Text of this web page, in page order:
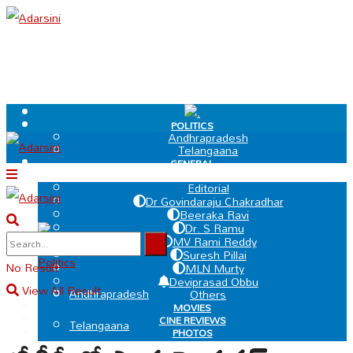
.
POLITICS
Andhrapradesh
Telangaana
GENERAL
Editorial
Dr Govindaraju Chakradhar
Beeraka Ravi
Dr. S Ramu
MV Rami Reddy
Suresh Pillai
MLN Murty
Deviprasad Obbu
Others
MOVIES
CINE REVIEWS
PHOTOS
VIDEOS
.
Politics
Andhrapradesh
Telangaana
No Result
View All Result